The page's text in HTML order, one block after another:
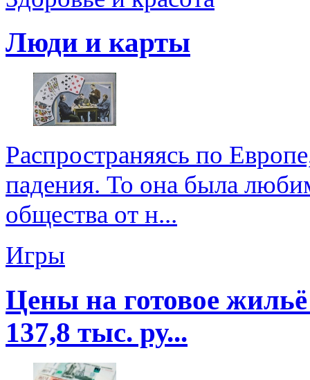
Люди и карты
Распространяясь по
падения. То она была
общества от н...
Игры
Цены на готовое
137,8 тыс. ру...